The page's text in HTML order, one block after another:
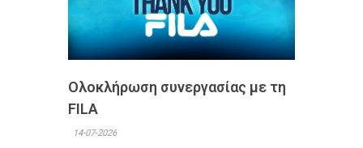
Ολοκλήρωση συνεργασίας με τη
FILA
14-07-2026